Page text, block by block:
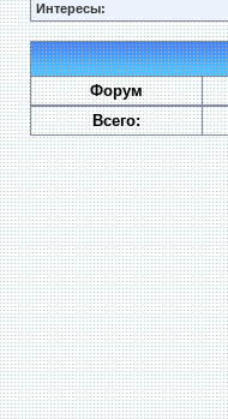
Интересы:
Форум
Всего: